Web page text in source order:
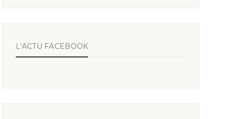
L'ACTU FACEBOOK